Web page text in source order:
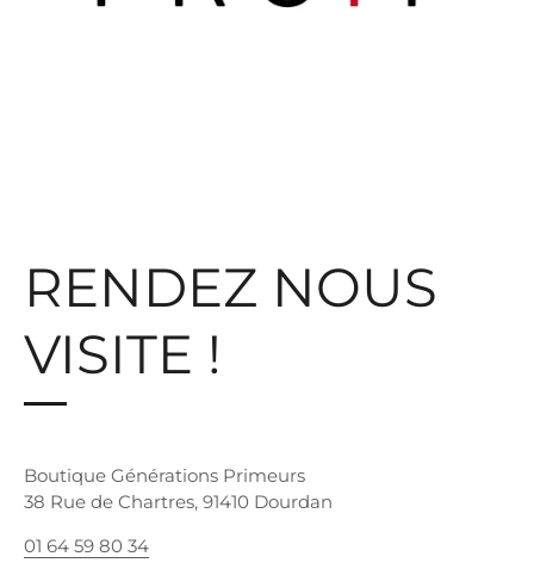
RENDEZ NOUS
VISITE !
Boutique Générations Primeurs
38 Rue de Chartres, 91410 Dourdan
01 64 59 80 34